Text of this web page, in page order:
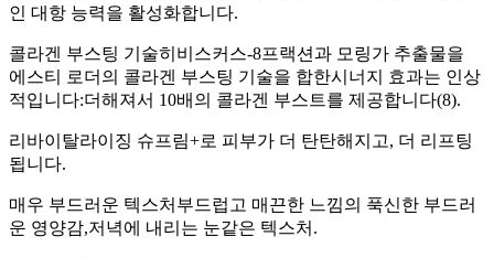
인 대항 능력을 활성화합니다.
콜라겐 부스팅 기술히비스커스-8프랙션과 모링가 추출물을
에스티 로더의 콜라겐 부스팅 기술을 합한시너지 효과는 인상
적입니다:더해져서 10배의 콜라겐 부스트를 제공합니다(8).
리바이탈라이징 슈프림+로 피부가 더 탄탄해지고, 더 리프팅
됩니다.
매우 부드러운 텍스처부드럽고 매끈한 느낌의 푹신한 부드러
운 영양감,저녁에 내리는 눈같은 텍스처.